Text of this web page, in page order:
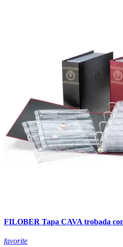
FILOBER Tapa CAVA trobada
favorite